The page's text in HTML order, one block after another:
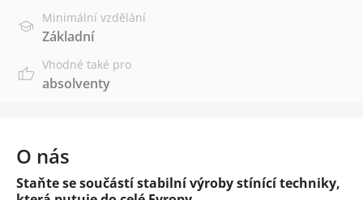
Minimální vzdělání
Základní
Vhodné také pro
absolventy
O nás
Staňte se součástí stabilní výroby stínící techniky,